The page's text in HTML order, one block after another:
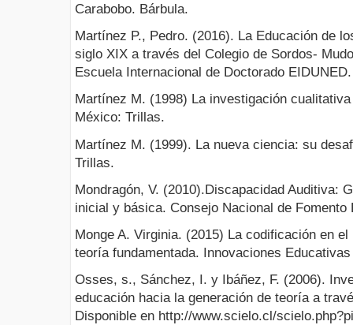
Carabobo. Bárbula.
Martínez P., Pedro. (2016). La Educación de
siglo XIX a través del Colegio de Sordos-
Escuela Internacional de Doctorado
Martínez M. (1998) La investigación
México: Trillas.
Martínez M. (1999). La nueva ciencia: su
Trillas.
Mondragón, V. (2010).Discapacidad Auditiva:
inicial y básica. Consejo Nacional de Fomento
Monge A. Virginia. (2015) La codificación en
teoría fundamentada. Innovaciones Educativas
Osses, s., Sánchez, I. y Ibáñez, F. (2006).
educación hacia la generación de teoría a
Disponible en http://www.scielo.cl/